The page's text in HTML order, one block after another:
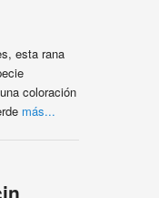
esta rana
coloración
más...